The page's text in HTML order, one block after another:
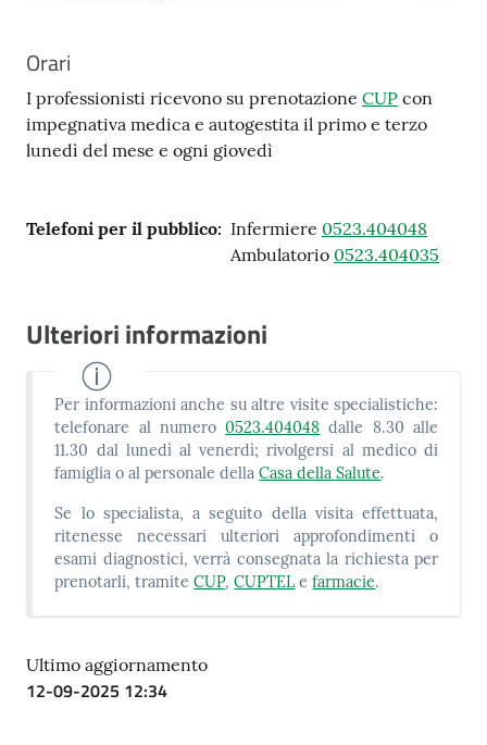
Orari
I professionisti ricevono su prenotazione CUP con
impegnativa medica e autogestita il primo e terzo
lunedì del mese e ogni giovedì
Telefoni per il pubblico: Infermiere 0523.404048
Ambulatorio 0523.404035
Ulteriori informazioni
Per informazioni anche su altre visite specialistiche:
telefonare al numero0523.404048 dalle 8.30 alle
11.30 dal lunedì al venerdì; rivolgersi al medico di
famiglia o al personale dellaCasa della Salute.
Se lo specialista, a seguito della visita effettuata,
ritenesse necessari ulteriori approfondimenti o
esami diagnostici, verrà consegnata la richiesta per
prenotarli, tramiteCUP,CUPTEL efarmacie.
Ultimo aggiornamento
12-09-2025 12:34